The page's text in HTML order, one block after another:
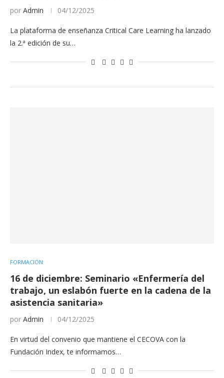
por Admin 04/12/2025
La plataforma de enseñanza Critical Care Learning ha lanzado
la 2.ª edición de su…
FORMACIÓN
16 de diciembre: Seminario «Enfermería del
trabajo, un eslabón fuerte en la cadena de la
asistencia sanitaria»
por Admin 04/12/2025
En virtud del convenio que mantiene el CECOVA con la
Fundación Index, te informamos…